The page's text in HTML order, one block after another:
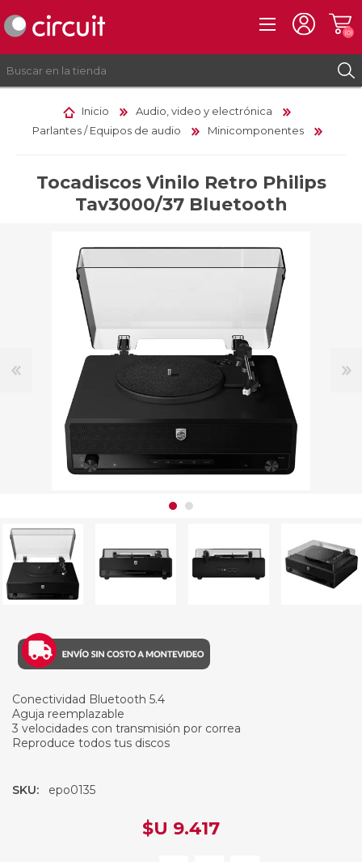
REGISTRO
(0)
Inicio
Audio, video y electrónica
Parlantes / Equipos de audio
Minicomponentes
Tocadiscos Vinilo Retro Philips
Tav3000/37 Bluetooth
Conectividad Bluetooth 5.4
Aguja reemplazable
3 velocidades con transmisión por correa
Reproduce todos tus discos
SKU: epo0135
$U 9.417